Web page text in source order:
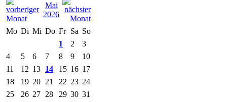
Mai
2026
Mo Di Mi Do Fr Sa So
1
2
3
4
5 6 7 8 9
10
11
12 13 14 15 16 17
18
19 20 21 22 23 24
25
26 27 28 29 30 31